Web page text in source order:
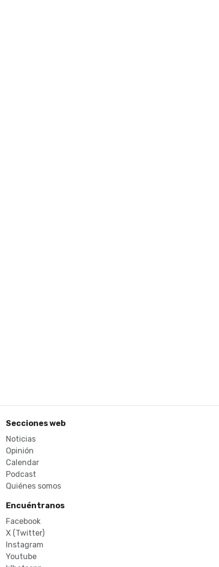
Secciones web
Noticias
Opinión
Calendar
Podcast
Quiénes somos
Encuéntranos
Facebook
X (Twitter)
Instagram
Youtube